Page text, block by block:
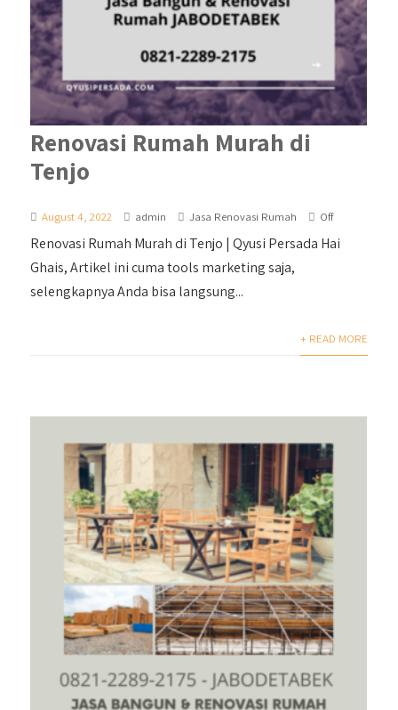
Renovasi Rumah Murah di
Tenjo
August 4, 2022 admin Jasa Renovasi Rumah Off
Renovasi Rumah Murah di Tenjo | Qyusi Persada Hai
Ghais, Artikel ini cuma tools marketing saja,
selengkapnya Anda bisa langsung...
+ READ MORE